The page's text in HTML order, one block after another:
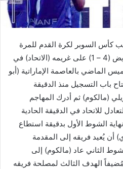
كأس السوبر لكرة القدم للمرة
الرابعة في تاريخه إثر فوزه العريض (4 – 1) على غريمه (الاتحاد) في
الماضي بالعاصمة الإماراتية (أبو
باب التسجيل منذ الدقيقة
(مالكوم) ثم أدرك المهاجم
للاتحاد في الدقيقة الحادية
الشوط الأول بدقيقة استطاع
يُعيد فريقه إلى المقدمة
الثاني عاد (مالكوم) إلى
الهدف الثالث لمصلحة فريقه